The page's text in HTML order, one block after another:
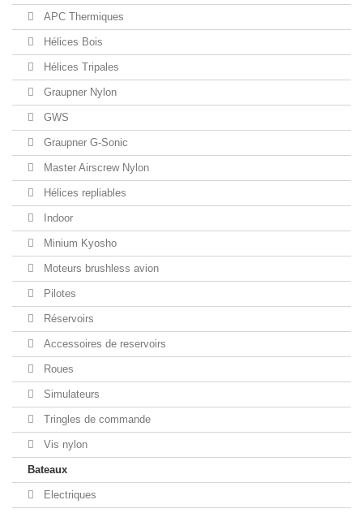
APC Thermiques
Hélices Bois
Hélices Tripales
Graupner Nylon
GWS
Graupner G-Sonic
Master Airscrew Nylon
Hélices repliables
Indoor
Minium Kyosho
Moteurs brushless avion
Pilotes
Réservoirs
Accessoires de reservoirs
Roues
Simulateurs
Tringles de commande
Vis nylon
Bateaux
Electriques